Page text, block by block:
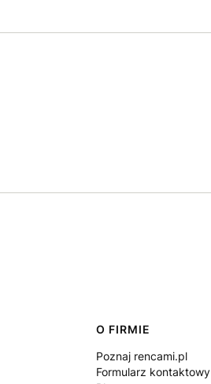
O FIRMIE
Poznaj rencami.pl
Formularz kontaktowy